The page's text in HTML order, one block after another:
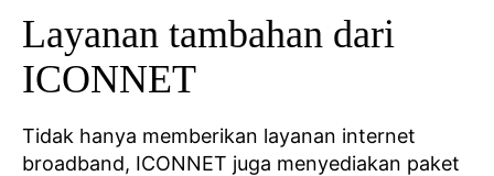
Layanan tambahan dari
ICONNET
Tidak hanya memberikan layanan internet
broadband, ICONNET juga menyediakan paket